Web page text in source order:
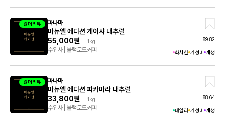
원더리뷰 파나마
마뉴엘 에디션 게이샤 내추럴
55,000원
1kg
수입사 블랙로드커피
89.82
화사한 가성비 개성
원더리뷰 파나마
마뉴엘 에디션 파카마라 내추럴
33,800원
1kg
수입사 블랙로드커피
88.64
데일리 가성비 개성